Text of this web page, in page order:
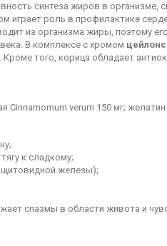
синтеза жиров в организме,
играет роль в профилактике
из организма жиры, поэтому
В комплексе с хромом
того, корица обладает
Cinnamomum verum 150 мг;
к сладкому;
железы);
спазмы в области живота и